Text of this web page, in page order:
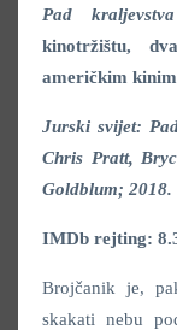
Pad kraljevstva
kinotržištu,
američkim
Jurski svijet:
Chris Pratt,
Goldblum; 2018.
IMDb rejting:
Brojčanik je,
skakati nebu